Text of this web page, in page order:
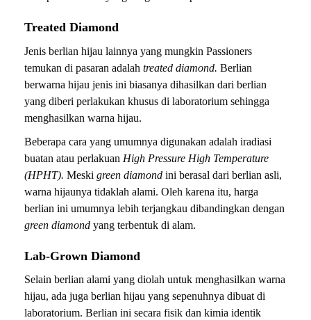
Treated Diamond
Jenis berlian hijau lainnya yang mungkin Passioners
temukan di pasaran adalah treated diamond. Berlian
berwarna hijau jenis ini biasanya dihasilkan dari berlian
yang diberi perlakukan khusus di laboratorium sehingga
menghasilkan warna hijau.
Beberapa cara yang umumnya digunakan adalah iradiasi
buatan atau perlakuan High Pressure High Temperature
(HPHT). Meski green diamond ini berasal dari berlian asli,
warna hijaunya tidaklah alami. Oleh karena itu, harga
berlian ini umumnya lebih terjangkau dibandingkan dengan
green diamond yang terbentuk di alam.
Lab-Grown Diamond
Selain berlian alami yang diolah untuk menghasilkan warna
hijau, ada juga berlian hijau yang sepenuhnya dibuat di
laboratorium. Berlian ini secara fisik dan kimia identik